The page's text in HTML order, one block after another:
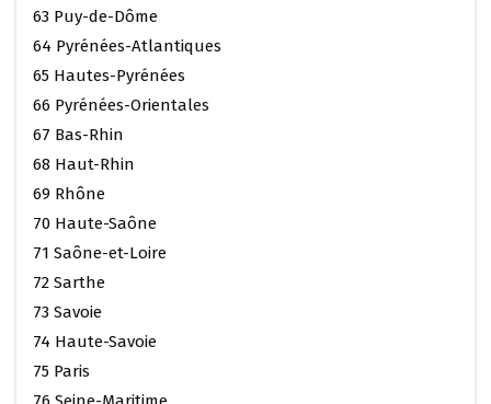
63 Puy-de-Dôme
64 Pyrénées-Atlantiques
65 Hautes-Pyrénées
66 Pyrénées-Orientales
67 Bas-Rhin
68 Haut-Rhin
69 Rhône
70 Haute-Saône
71 Saône-et-Loire
72 Sarthe
73 Savoie
74 Haute-Savoie
75 Paris